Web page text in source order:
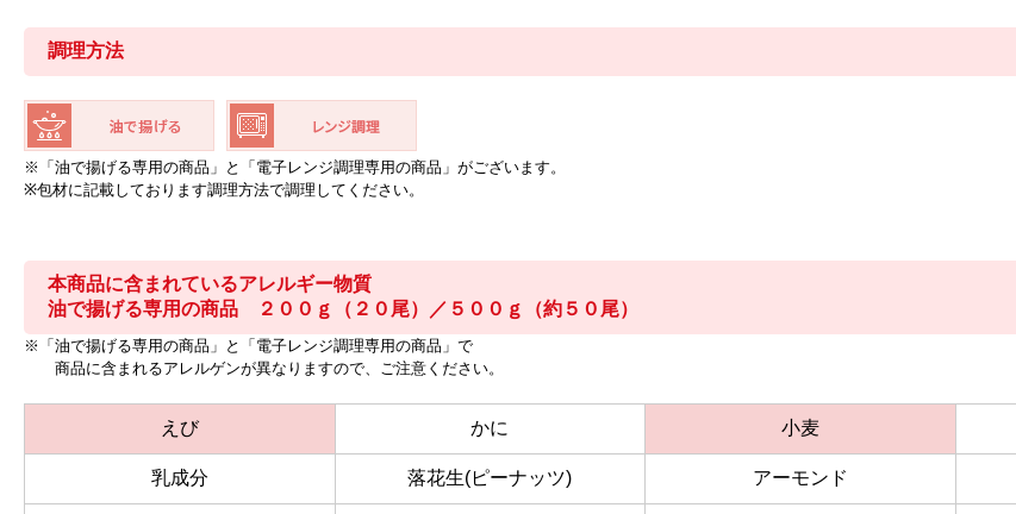
調理方法
※「油で揚げる専用の商品」と「電子レンジ調理専用の商品」がございます。
※包材に記載しております調理方法で調理してください。
本商品に含まれているアレルギー物質
油で揚げる専用の商品 ２００ｇ（２０尾）／５００ｇ（約５０尾）
※「油で揚げる専用の商品」と「電子レンジ調理専用の商品」で
商品に含まれるアレルゲンが異なりますので、ご注意ください。
えび かに 小麦
乳成分 落花生(ピーナッツ) アーモンド